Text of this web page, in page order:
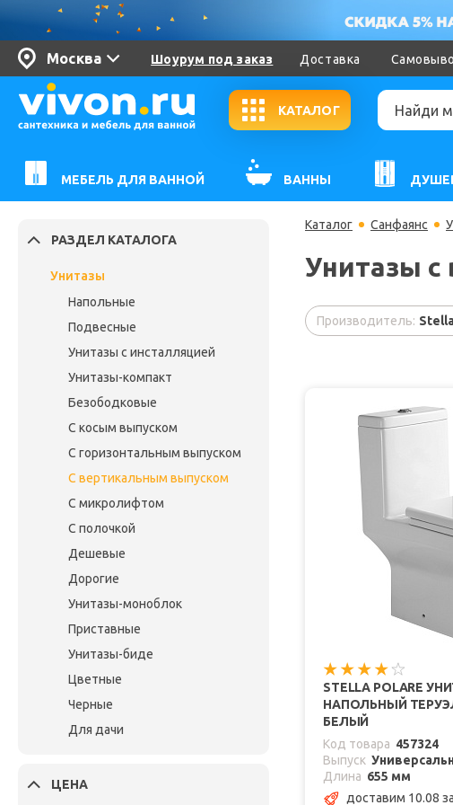
Москва Шоурум под заказ Доставка
КАТАЛОГ
МЕБЕЛЬ ДЛЯ ВАННОЙ ВАННЫ
РАЗДЕЛ КАТАЛОГА
Унитазы
Напольные
Подвесные
Унитазы с инсталляцией
Унитазы-компакт
Безободковые
С косым выпуском
С горизонтальным выпуском
С вертикальным выпуском
С микролифтом
С полочкой
Дешевые
Дорогие
Унитазы-моноблок
Приставные
Унитазы-биде
Цветные
Черные
Для дачи
ЦЕНА
Каталог Санфаянс
Унитазы с
Производитель:
STELLA POLARE
НАПОЛЬНЫЙ
БЕЛЫЙ
Код товара 457324
Выпуск
Длина 655 мм
доставим 10.08